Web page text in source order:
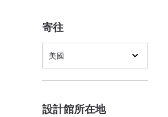
寄往
美國
設計館所在地